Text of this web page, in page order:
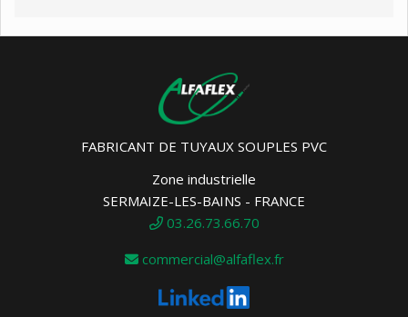
FABRICANT DE TUYAUX SOUPLES PVC
Zone industrielle
SERMAIZE-LES-BAINS - FRANCE
03.26.73.66.70
commercial@alfaflex.fr